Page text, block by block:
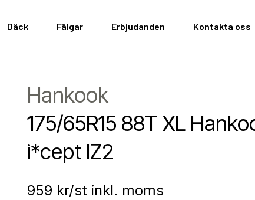
Däck Fälgar Erbjudanden Kontakta oss
Hankook
175/65R15 88T XL
i*cept IZ2
959 kr/st inkl. moms